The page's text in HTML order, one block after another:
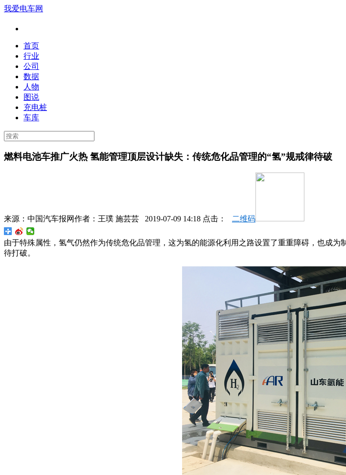
我爱电车网
首页
行业
公司
数据
人物
图说
充电桩
车库
燃料电池车推广火热 氢能管理顶层设计缺失：传统危化品管理的“氢”规戒律待破
来源： 中国汽车报网作者： 王璞 施芸芸 2019-07-09 14:18 点击： 二维码
由于特殊属性，氢气仍然作为传统危化品管理，这为氢的能源化利用之路设置了重重障碍，也成
待打破。